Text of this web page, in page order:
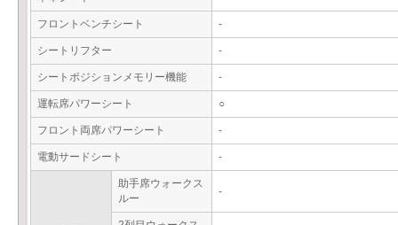
フロントベンチシート -
シートリフター -
シートポジションメモリー機能 -
運転席パワーシート ○
フロント両席パワーシート -
電動サードシート -
助手席ウォークス
ルー
-